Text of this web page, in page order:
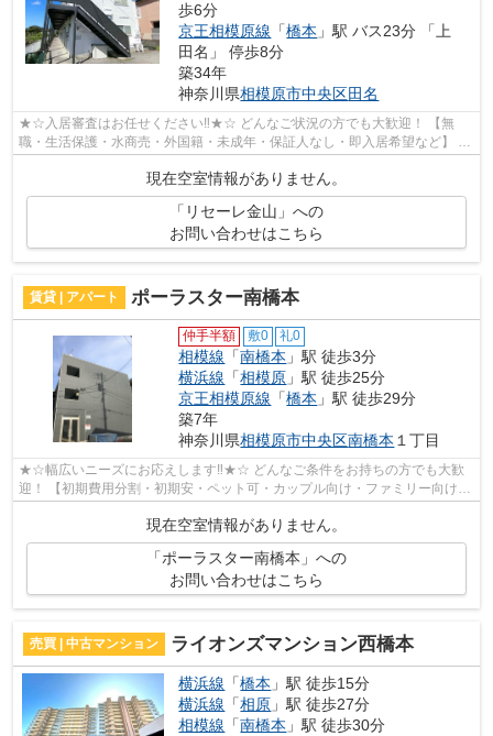
歩6分
京王相模原線 「橋本 」駅 バス23分 「上
田名」 停歩8分
築34年
神奈川県相模原市中央区田名
★☆入居審査はお任せください‼★☆ どんなご状況の方でも大歓迎！ 【無
職・生活保護・水商売・外国籍・未成年・保証人なし・即入居希望など】 ネ
現在空室情報がありません。
「リセーレ金山」への
お問い合わせはこちら
賃貸 | アパート ポーラスター南橋本
仲手半額 敷0 礼0
相模線 「南橋本 」駅 徒歩3分
横浜線 「相模原 」駅 徒歩25分
京王相模原線 「橋本 」駅 徒歩29分
築7年
神奈川県相模原市中央区南橋本 １丁目
★☆幅広いニーズにお応えします‼★☆ どんなご条件をお持ちの方でも大歓
迎！ 【初期費用分割・初期安・ペット可・カップル向け・ファミリー向け・
新築・デザイナーズなど】 ネット非公開...
現在空室情報がありません。
「ポーラスター南橋本」への
お問い合わせはこちら
売買 | 中古マンション ライオンズマンション西橋本
横浜線 「橋本 」駅 徒歩15分
横浜線 「相原 」駅 徒歩27分
相模線 「南橋本 」駅 徒歩30分